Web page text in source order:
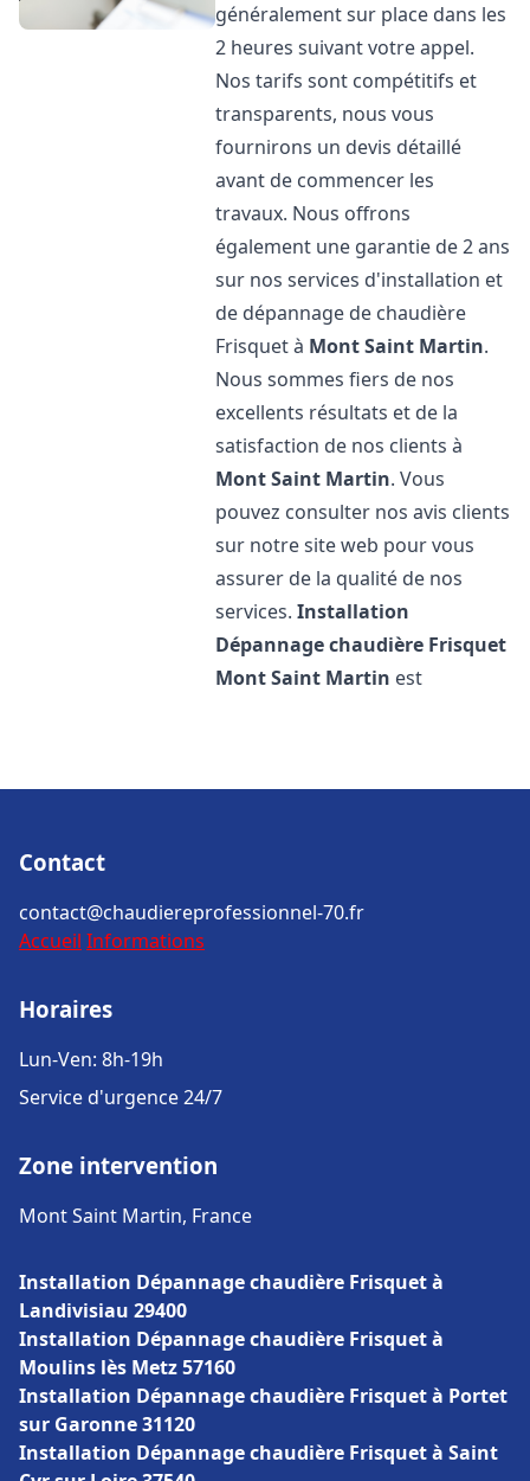
généralement sur place dans les
2 heures suivant votre appel.
Nos tarifs sont compétitifs et
transparents, nous vous
fournirons un devis détaillé
avant de commencer les
travaux. Nous offrons
également une garantie de 2 ans
sur nos services d'installation et
de dépannage de chaudière
Frisquet à Mont Saint Martin.
Nous sommes fiers de nos
excellents résultats et de la
satisfaction de nos clients à
Mont Saint Martin. Vous
pouvez consulter nos avis clients
sur notre site web pour vous
assurer de la qualité de nos
services.Installation
Dépannage chaudière Frisquet
Mont Saint Martin est
Contact
contact@chaudiereprofessionnel-70.fr
Accueil Informations
Horaires
Lun-Ven: 8h-19h
Service d'urgence 24/7
Zone intervention
Mont Saint Martin, France
Installation Dépannage chaudière Frisquet à
Landivisiau 29400
Installation Dépannage chaudière Frisquet à
Moulins lès Metz 57160
Installation Dépannage chaudière Frisquet à Portet
sur Garonne 31120
Installation Dépannage chaudière Frisquet à Saint